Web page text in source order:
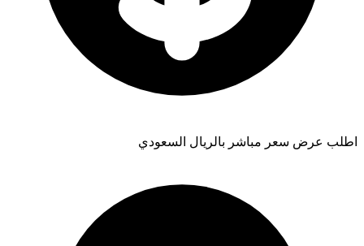
اطلب عرض سعر مباشر بالريال السعودي